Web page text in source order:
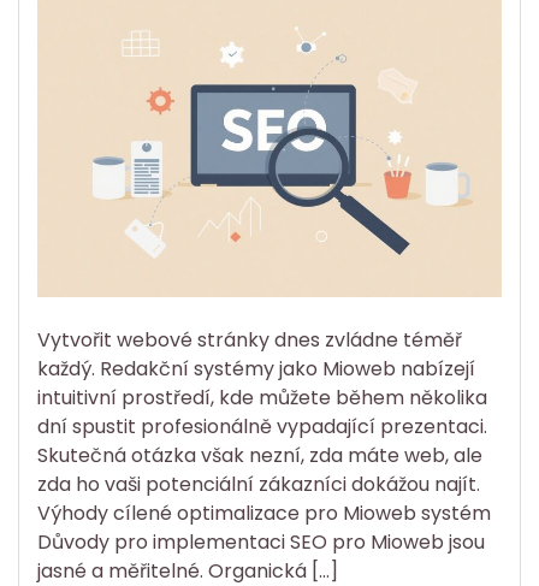
Vytvořit webové stránky dnes zvládne téměř
každý. Redakční systémy jako Mioweb nabízejí
intuitivní prostředí, kde můžete během několika
dní spustit profesionálně vypadající prezentaci.
Skutečná otázka však nezní, zda máte web, ale
zda ho vaši potenciální zákazníci dokážou najít.
Výhody cílené optimalizace pro Mioweb systém
Důvody pro implementaci SEO pro Mioweb jsou
jasné a měřitelné. Organická […]